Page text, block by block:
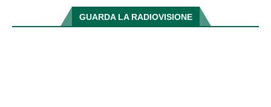
GUARDA LA RADIOVISIONE